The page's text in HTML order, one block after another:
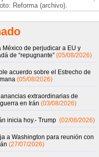
Reforma (archivo).
México de perjudicar a EU y
de “repugnante” (05/08/2026)
acuerdo sobre el Estrecho de
(05/08/2026)
extraordinarias de
en Irán (03/08/2026)
inicia hoy.- Trump (02/08/2026)
a Washington para reunión con
(27/07/2026)